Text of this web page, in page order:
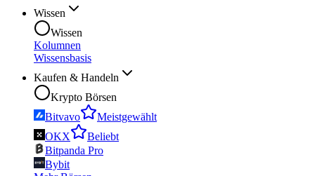
Wissen
Wissen
Kolumnen
Wissensbasis
Kaufen & Handeln
Krypto Börsen
Bitvavo
Meistgewählt
OKX
Beliebt
Bitpanda Pro
Bybit